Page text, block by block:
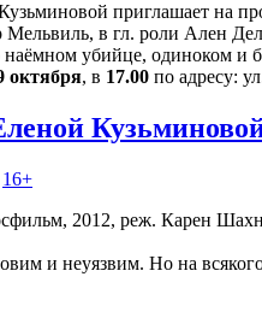
приглашает на
в гл. роли Ален
убийце, одиноком и
октября, в 17.00 по адресу:
16+
и неуязвим. Но на